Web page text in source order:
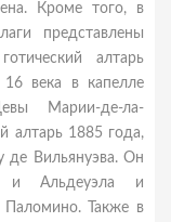
Кроме того, в
представлены
алтарь
века в капелле
Марии-де-ла-
алтарь 1885 года,
де Вильянуэва. Он
и Альдеуэла и
Паломино. Также в